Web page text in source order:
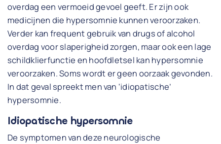
overdag een vermoeid gevoel geeft. Er zijn ook
medicijnen die hypersomnie kunnen veroorzaken.
Verder kan frequent gebruik van drugs of alcohol
overdag voor slaperigheid zorgen, maar ook een lage
schildklierfunctie en hoofdletsel kan hypersomnie
veroorzaken. Soms wordt er geen oorzaak gevonden.
In dat geval spreekt men van ‘idiopatische’
hypersomnie.
Idiopatische hypersomnie
De symptomen van deze neurologische